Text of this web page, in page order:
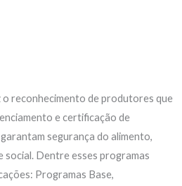
reconhecimento de produtores que
e certificação de
segurança do alimento,
social. Dentre esses programas
Programas Base,